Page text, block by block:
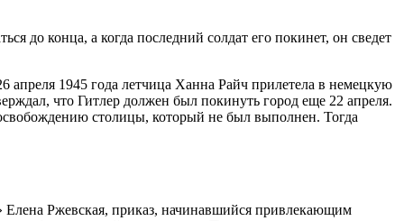
до конца, а когда последний солдат его покинет, он сведет
апреля 1945 года летчица Ханна Райч прилетела в немецкую
что Гитлер должен был покинуть город еще 22 апреля.
столицы, который не был выполнен. Тогда
Елена Ржевская, приказ, начинавшийся привлекающим